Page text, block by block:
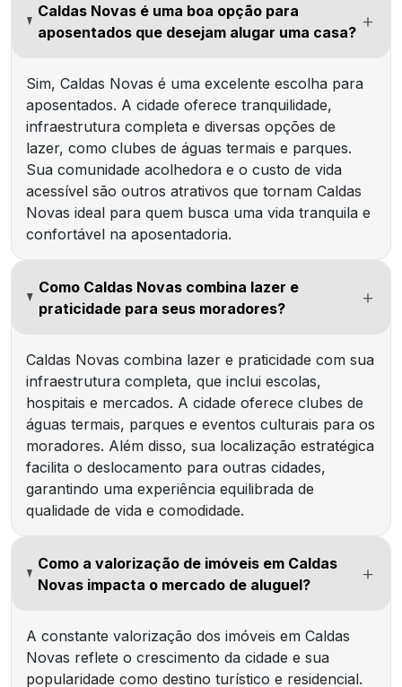
Caldas Novas é uma boa opção para
aposentados que desejam alugar uma casa?
Sim, Caldas Novas é uma excelente escolha para
aposentados. A cidade oferece tranquilidade,
infraestrutura completa e diversas opções de
lazer, como clubes de águas termais e parques.
Sua comunidade acolhedora e o custo de vida
acessível são outros atrativos que tornam Caldas
Novas ideal para quem busca uma vida tranquila e
confortável na aposentadoria.
Como Caldas Novas combina lazer e
praticidade para seus moradores?
Caldas Novas combina lazer e praticidade com sua
infraestrutura completa, que inclui escolas,
hospitais e mercados. A cidade oferece clubes de
águas termais, parques e eventos culturais para os
moradores. Além disso, sua localização estratégica
facilita o deslocamento para outras cidades,
garantindo uma experiência equilibrada de
qualidade de vida e comodidade.
Como a valorização de imóveis em Caldas
Novas impacta o mercado de aluguel?
A constante valorização dos imóveis em Caldas
Novas reflete o crescimento da cidade e sua
popularidade como destino turístico e residencial.